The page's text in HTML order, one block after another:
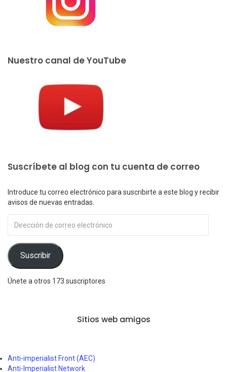
Nuestro canal de YouTube
Suscríbete al blog con tu cuenta de correo
Introduce tu correo electrónico para suscribirte a este blog y recibir
avisos de nuevas entradas.
de
correo
electrónico
Suscribir
Únete a otros 173 suscriptores
Sitios web amigos
Anti-imperialist Front (AEC)
Anti-Imperialist Network